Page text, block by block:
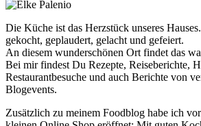
Die Küche ist das Herzstück unseres
gekocht, geplaudert, gelacht und gefeiert.
An diesem wunderschönen Ort findet das
Bei mir findest Du Rezepte, Reiseberichte,
Restaurantbesuche und auch Berichte von
Blogevents.
Zusätzlich zu meinem Foodblog habe ich